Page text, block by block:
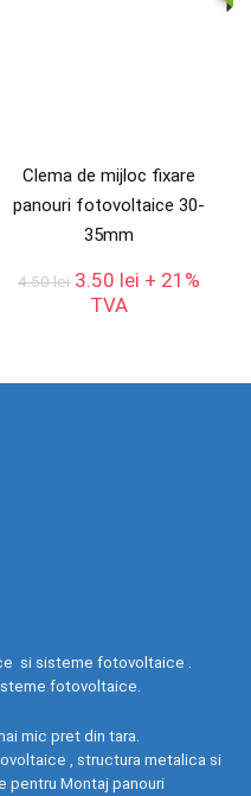
Clema de mijloc fixare
panouri fotovoltaice 30-
35mm
4.50lei Prețul
inițial
3.50 lei Prețul
+ 21%
TVA
si sisteme fotovoltaice .
fotovoltaice.
mic pret din tara.
, structura metalica si
pentru Montaj panouri